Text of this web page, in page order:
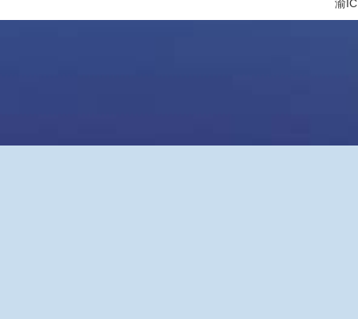
渝